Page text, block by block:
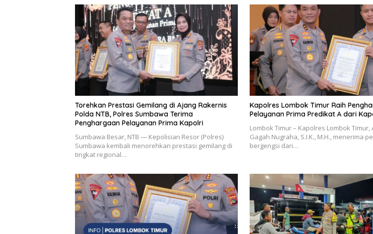
Torehkan Prestasi Gemilang di Ajang Rakernis
Polda NTB, Polres Sumbawa Terima
Penghargaan Pelayanan Prima Kapolri
Sumbawa Besar, NTB — Kepolisian Resor (Polres)
Sumbawa kembali menorehkan prestasi gemilang di
tingkat regional…
Kapolres Lombok Timur Raih
Pelayanan Prima Predikat A dari
Lombok Timur – Kapolres Lombok Timur,
Gagah Nugraha, S.I.K., M.H., menerima
bergengsi dari…